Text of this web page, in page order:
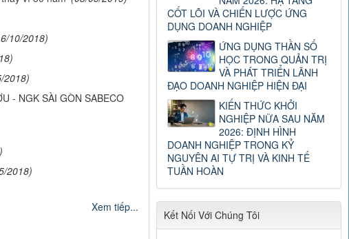
10/2018)
2018)
- NGK SÀI GÒN SABECO
2018)
Xem tiếp...
CỐT LÕI VÀ CHIẾN LƯỢC ỨNG
DỤNG DOANH NGHIỆP
ỨNG DỤNG THẦN SỐ
HỌC TRONG QUẢN TRỊ
VÀ PHÁT TRIỂN LÃNH
ĐẠO DOANH NGHIỆP HIỆN ĐẠI
KIẾN THỨC KHỞI
NGHIỆP NỮA SAU NĂM
2026: ĐỊNH HÌNH
DOANH NGHIỆP TRONG KỶ
NGUYÊN AI TỰ TRỊ VÀ KINH TẾ
TUẦN HOÀN
Kết Nối Với Chúng Tôi